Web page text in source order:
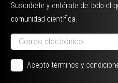
Suscríbete y entérate de todo el
comunidad científica.
Acepto términos y